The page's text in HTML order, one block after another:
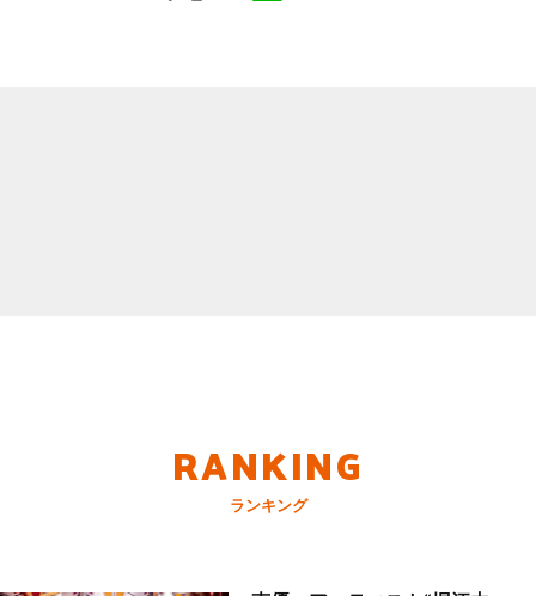
RANKING
ランキング